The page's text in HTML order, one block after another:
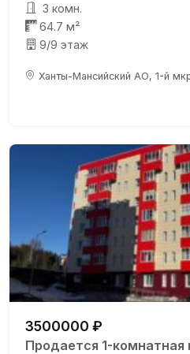
3 комн.
64.7 м²
9/9 этаж
Ханты-Мансийский АО, 1-й
3500000 ₽
Продается 1-комнатная